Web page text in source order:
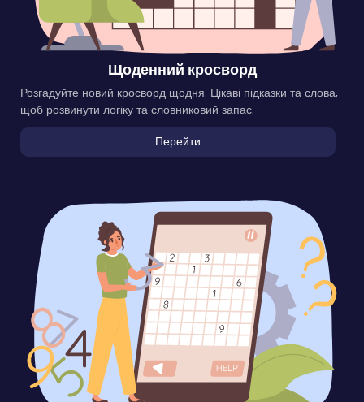
Щоденний кросворд
Розгадуйте новий кросворд щодня. Цікаві підказки та слова,
щоб розвинути логіку та словниковий запас.
Перейти